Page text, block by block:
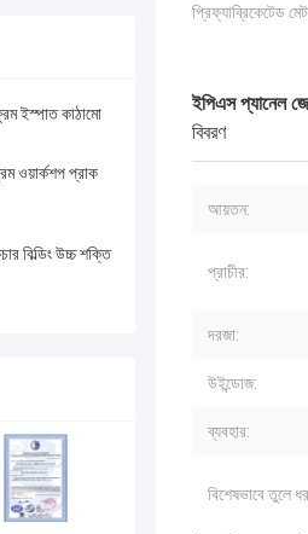
ইস্পাত কাঠামো
ওয়ার্কশপ প্রাক
বিল্ডিং উচ্চ শক্তি
প্রিফ্যাব্রিকেটেড
ইপিএস প্যানেল
বিবরণ
আয়তন:
প্রাচীর:
দরজা:
উইন্ডোজ:
ব্যবহার:
বিশেষভাবে তুলে